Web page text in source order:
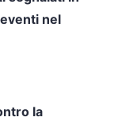
nel
la